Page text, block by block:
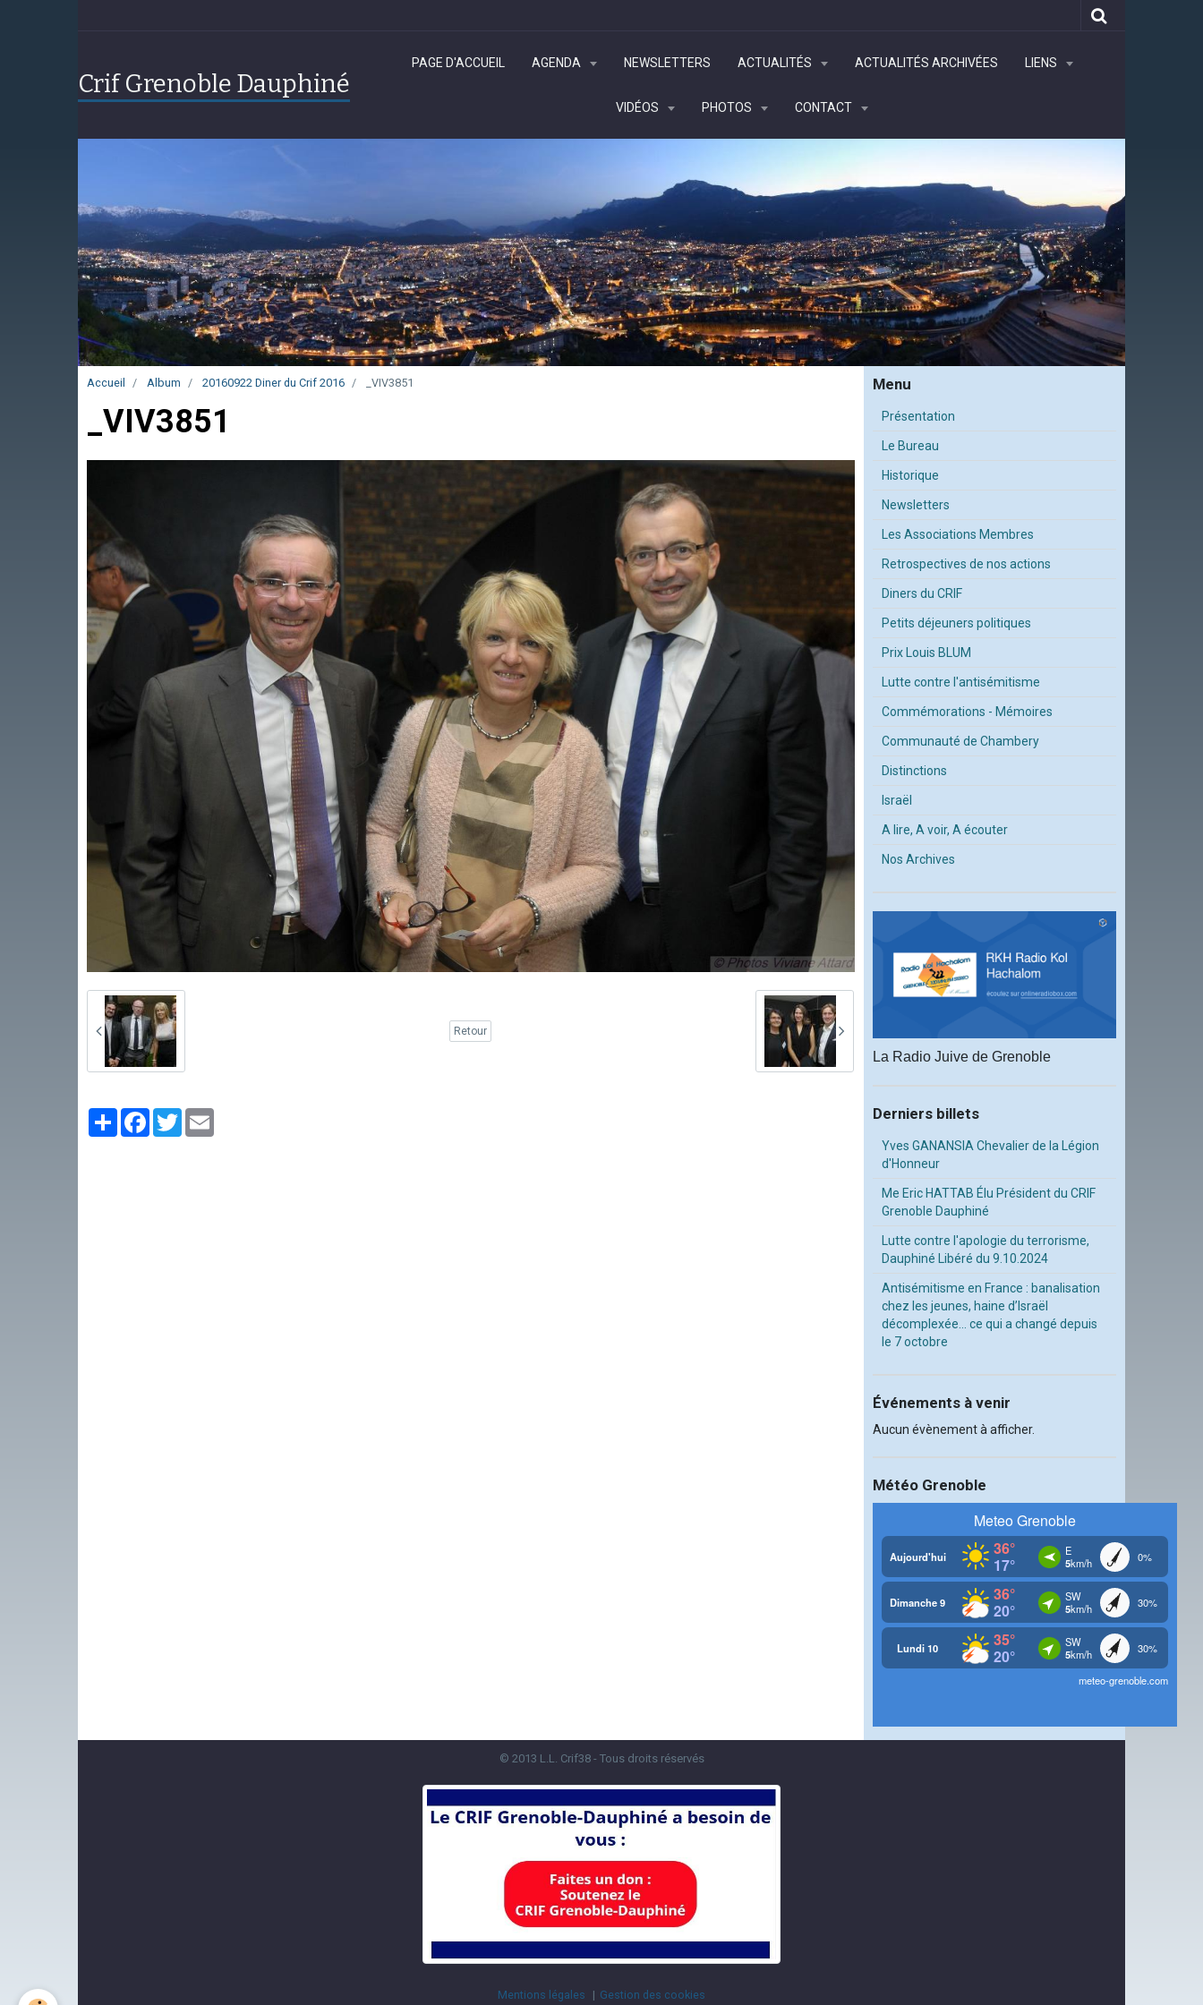
Crif Grenoble Dauphiné
PAGE D'ACCUEIL AGENDA NEWSLETTERS ACTUALITÉS ACTUALITÉS ARCHIVÉES LIENS
VIDÉOS PHOTOS CONTACT
Accueil Album 20160922 Diner du Crif 2016 _VIV3851
_VIV3851
Retour
PartagerFacebook
Twitter
Menu
Présentation
Le Bureau
Historique
Newsletters
Les Associations Membres
Retrospectives de nos actions
Diners du CRIF
Petits déjeuners politiques
Prix Louis BLUM
Lutte contre l'antisémitisme
Commémorations - Mémoires
Communauté de Chambery
Distinctions
Israël
A lire, A voir, A écouter
Nos Archives
La Radio Juive de Grenoble
Derniers billets
Yves GANANSIA Chevalier de la Légion
d'Honneur
Me Eric HATTAB Élu Président du CRIF
Grenoble Dauphiné
Lutte contre l'apologie du terrorisme,
Dauphiné Libéré du 9.10.2024
Antisémitisme en France : banalisation
chez les jeunes, haine d’Israël
décomplexée… ce qui a changé depuis
le 7 octobre
Événements à venir
Aucun évènement à afficher.
Météo Grenoble
© 2013 L.L. Crif38 - Tous droits réservés
Mentions légales Gestion des cookies